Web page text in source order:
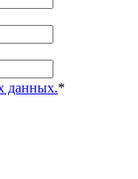
данных.*